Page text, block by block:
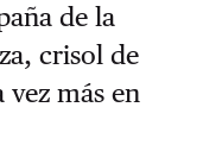
de la
crisol de
vez más en